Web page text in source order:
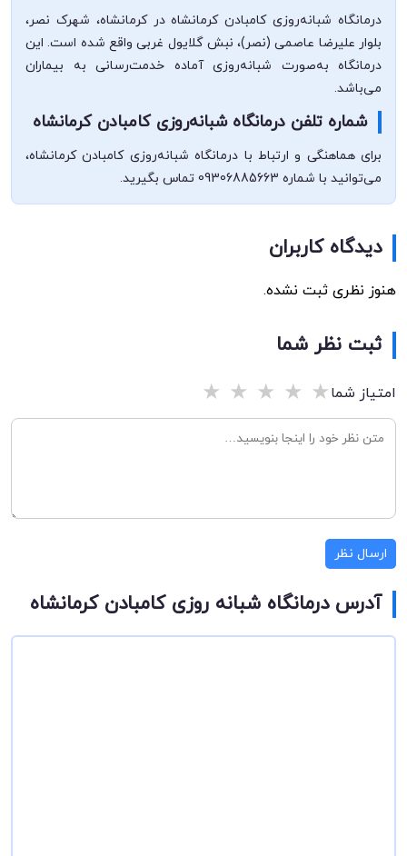
درمانگاه شبانه‌روزی کامبادن کرمانشاه در کرمانشاه، شهرک نصر،
بلوار علیرضا عاصمی (نصر)، نبش گلایول غربی واقع شده است. این
درمانگاه به‌صورت شبانه‌روزی آماده خدمت‌رسانی به بیماران
می‌باشد.
شماره تلفن درمانگاه شبانه‌روزی کامبادن کرمانشاه
برای هماهنگی و ارتباط با درمانگاه شبانه‌روزی کامبادن کرمانشاه،
می‌توانید با شماره 09306885663 تماس بگیرید.
دیدگاه کاربران
هنوز نظری ثبت نشده.
ثبت نظر شما
امتیاز شما★
★
★
★
★
ارسال نظر
آدرس درمانگاه شبانه روزی کامبادن کرمانشاه